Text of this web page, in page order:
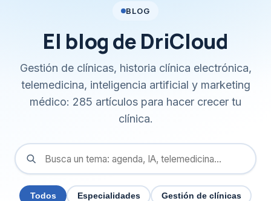
BLOG
El blog de DriCloud
Gestión de clínicas, historia clínica electrónica,
telemedicina, inteligencia artificial y marketing
médico: 285 artículos para hacer crecer tu
clínica.
Todos Especialidades Gestión de clínicas